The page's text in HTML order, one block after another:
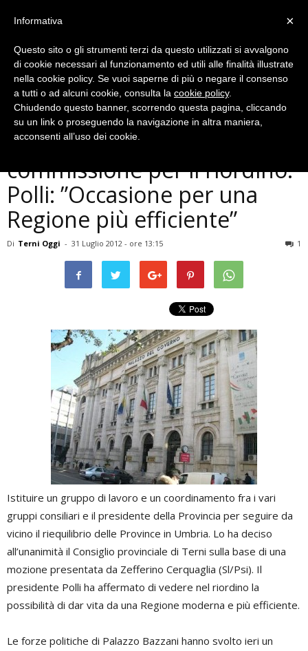
Politica
In Provincia di Terni una
commissione per il riordino.
Polli: ”Occasione per una
Regione più efficiente”
Di Terni Oggi - 31 Luglio 2012 - ore 13:15 1
Istituire un gruppo di lavoro e un coordinamento fra i vari
gruppi consiliari e il presidente della Provincia per seguire da
vicino il riequilibrio delle Province in Umbria. Lo ha deciso
all’unanimità il Consiglio provinciale di Terni sulla base di una
mozione presentata da Zefferino Cerquaglia (Sl/Psi). Il
presidente Polli ha affermato di vedere nel riordino la
possibilità di dar vita da una Regione moderna e più efficiente.
Le forze politiche di Palazzo Bazzani hanno svolto ieri un
×
Informativa
Questo sito o gli strumenti terzi da questo utilizzati si avvalgono
di cookie necessari al funzionamento ed utili alle finalità illustrate
nella cookie policy. Se vuoi saperne di più o negare il consenso
a tutti o ad alcuni cookie, consulta la cookie policy.
Chiudendo questo banner, scorrendo questa pagina, cliccando
su un link o proseguendo la navigazione in altra maniera,
acconsenti all’uso dei cookie.